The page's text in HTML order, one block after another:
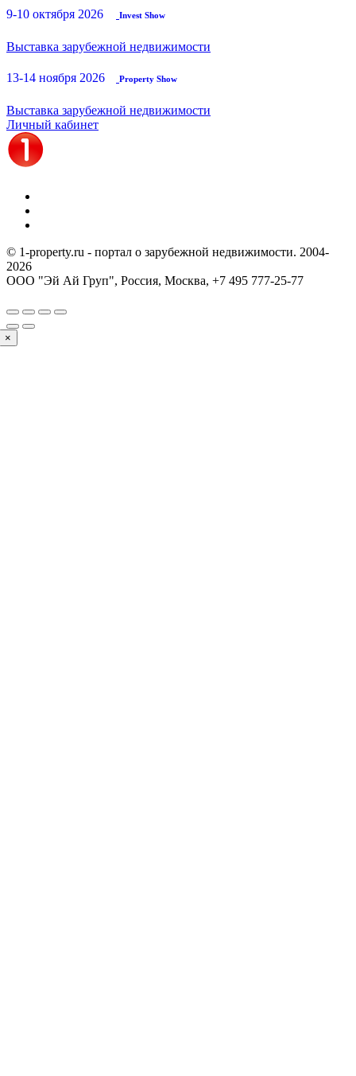
9-10 октября 2026 Invest Show
Выставка зарубежной недвижимости
13-14 ноября 2026 Property Show
Выставка зарубежной недвижимости
Личный кабинет
© 1-property.ru - портал о зарубежной недвижимости. 2004-
2026
ООО "Эй Ай Груп", Россия, Москва, +7 495 777-25-77
×